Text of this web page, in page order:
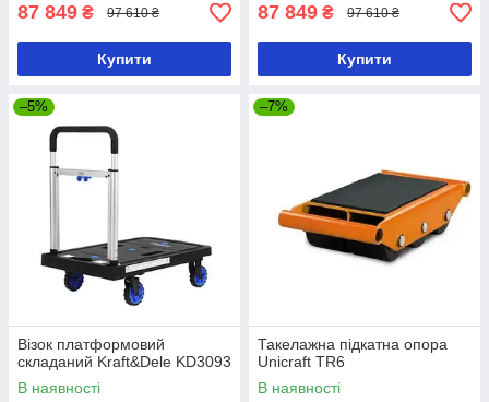
87 849 ₴ 97 610 ₴
Купити
87 849 ₴ 97 610 ₴
Купити
–5%
Візок платформовий
складаний Kraft&Dele KD3093
В наявності
–7%
Такелажна підкатна опора
Unicraft TR6
В наявності